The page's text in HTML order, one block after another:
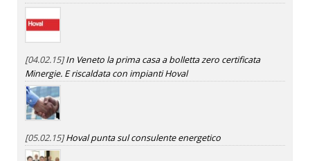
[04.02.15]In Veneto la prima casa a bolletta zero certificata
Minergie. E riscaldata con impianti Hoval
[05.02.15]Hoval punta sul consulente energetico